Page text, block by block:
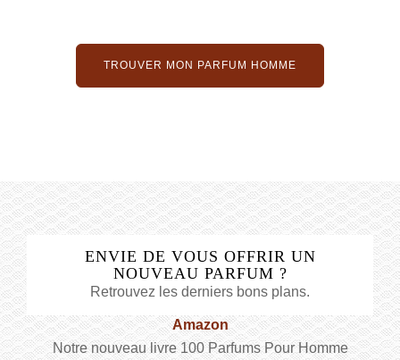
TROUVER MON PARFUM HOMME
ENVIE DE VOUS OFFRIR UN
NOUVEAU PARFUM ?
Retrouvez les derniers bons plans.
Amazon
Notre nouveau livre 100 Parfums Pour Homme